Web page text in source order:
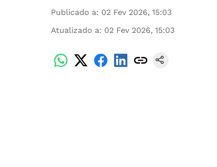
Publicado a: 02 Fev 2026, 15:03
Atualizado a: 02 Fev 2026, 15:03